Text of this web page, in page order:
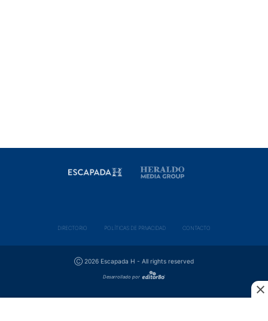
DIRECTORIO POLÍ­TICAS DE PRIVACIDAD CONTACTO
Ⓒ 2026 Escapada H - All rights reserved
Desarrollado por